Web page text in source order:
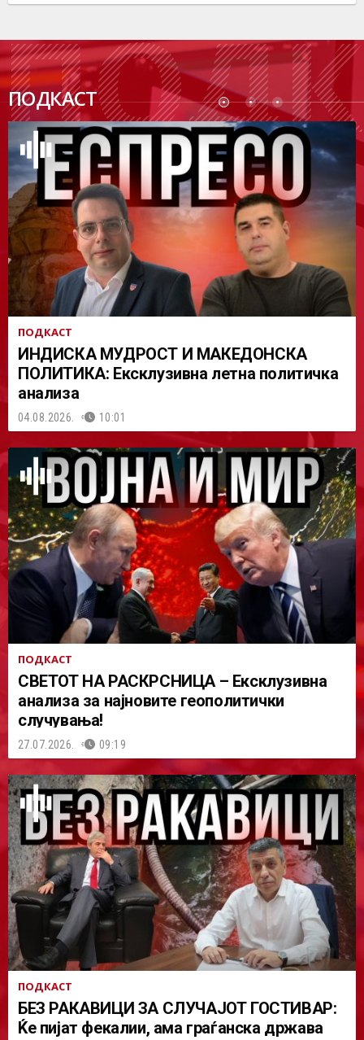
ПОДКАСТ
ПОДК
АСТ
ПОДКАСТ
ИНДИСКА МУДРОСТ И МАКЕДОНСКА
ПОЛИТИКА: Ексклузивна летна политичка
анализа
04.08.2026. 10:01
ПОДКАСТ
СВЕТОТ НА РАСКРСНИЦА – Ексклузивна
анализа за најновите геополитички
случувања!
27.07.2026. 09:19
ПОДКАСТ
БЕЗ РАКАВИЦИ ЗА СЛУЧАЈОТ ГОСТИВАР:
Ќе пијат фекалии, ама граѓанска држава